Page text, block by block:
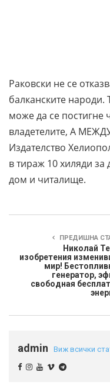
Раковски не се
балканските
може да се постигне
владетелите, А
Издателство
в тираж 10 хиляди за
дом и читалище.
ПРЕДИШНА
Николай
изобретения
мир!
генератор,
свободная
admin Виж всички